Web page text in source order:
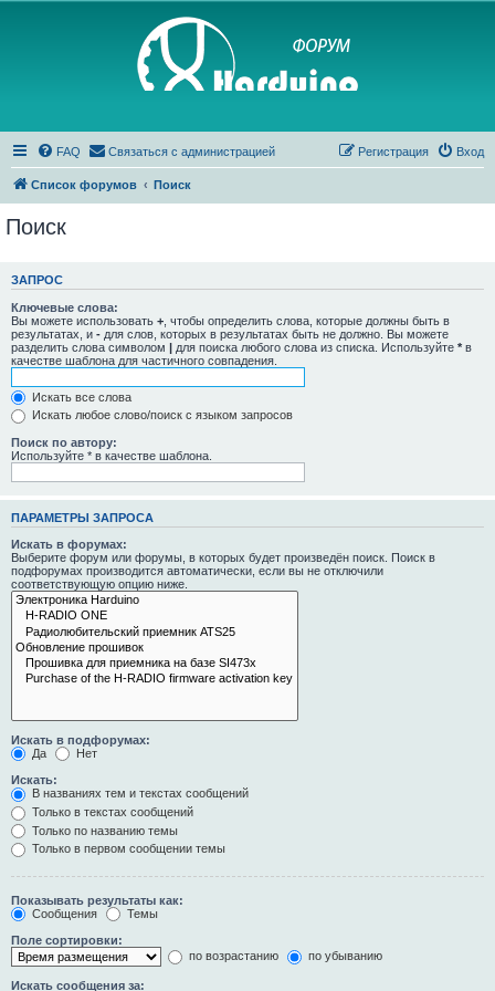
FAQ Связаться с администрацией Вход
Регистрация
Список форумов Поиск
Поиск
ЗАПРОС
Ключевые слова:
Вы можете использовать + , чтобы определить слова, которые должны быть в
результатах, и - для слов, которых в результатах быть не должно. Вы можете
разделить слова символом | для поиска любого слова из списка. Используйте * в
качестве шаблона для частичного совпадения.
Искать все слова
Искать любое слово/поиск с языком запросов
Поиск по автору:
Используйте * в качестве шаблона.
ПАРАМЕТРЫ ЗАПРОСА
Искать в форумах:
Выберите форум или форумы, в которых будет произведён поиск. Поиск в
подфорумах производится автоматически, если вы не отключили
соответствующую опцию ниже.
Искать в подфорумах:
Да
Нет
Искать:
В названиях тем и текстах сообщений
Только в текстах сообщений
Только по названию темы
Только в первом сообщении темы
Показывать результаты как:
Сообщения
Темы
Поле сортировки:
по возрастанию
по убыванию
Искать сообщения за: